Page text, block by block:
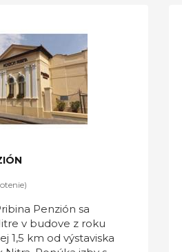
Penzión sa
v budove z roku
1,5 km od výstaviska